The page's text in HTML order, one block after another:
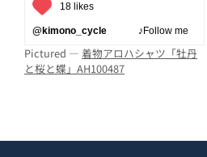
18 likes
@kimono_cycle ♪Follow me
Pictured — 着物アロハシャツ「牡丹
と桜と蝶」AH100487